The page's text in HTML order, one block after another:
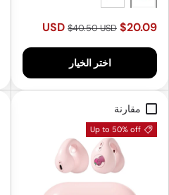
$20.09 USD
$40.50 USD
اختر الخيار
مقارنة
Up to 50% off